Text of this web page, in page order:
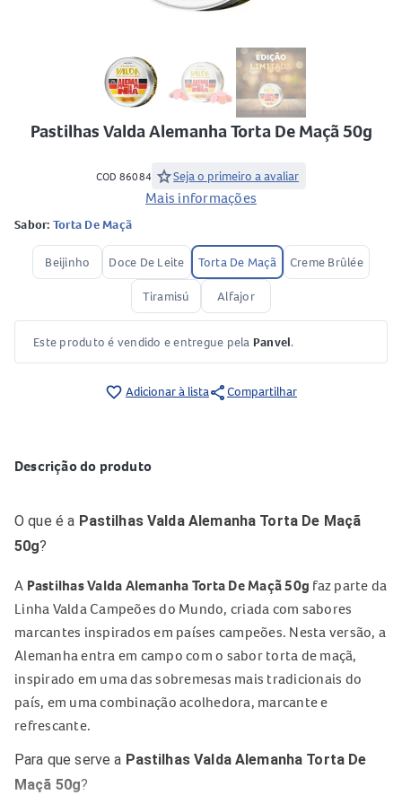
Pastilhas Valda Alemanha Torta De Maçã 50g
COD 86084 starSeja o primeiro a avaliar
Mais informações
Sabor: Torta De Maçã
Beijinho Doce De Leite Torta De Maçã Creme Brûlée
Tiramisú Alfajor
Este produto é vendido e entregue pela Panvel.
favorite_border Adicionar à listashareCompartilhar
Descrição do produto
O que é a Pastilhas Valda Alemanha Torta De Maçã
50g?
A Pastilhas Valda Alemanha Torta De Maçã 50g faz parte da
Linha Valda Campeões do Mundo, criada com sabores
marcantes inspirados em países campeões. Nesta versão, a
Alemanha entra em campo com o sabor torta de maçã,
inspirado em uma das sobremesas mais tradicionais do
país, em uma combinação acolhedora, marcante e
refrescante.
Para que serve a Pastilhas Valda Alemanha Torta De
Maçã 50g?